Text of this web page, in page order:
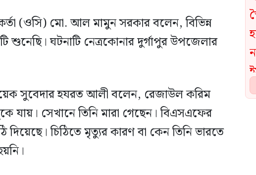
(ওসি) মো. আল মামুন সরকার বলেন, বিভিন্ন
শুনেছি। ঘটনাটি নেত্রকোনার দুর্গাপুর উপজেলার
সুবেদার হযরত আলী বলেন, রেজাউল করিম
যায়। সেখানে তিনি মারা গেছেন। বিএসএফের
চিঠিতে মৃত্যুর কারণ বা কেন তিনি ভারতে